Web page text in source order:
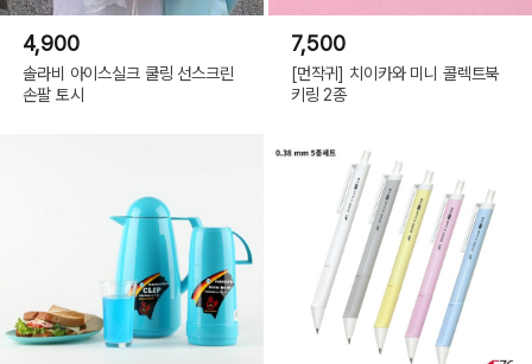
4,900
솔라비 아이스실크 쿨링 선스크린
손팔 토시
7,500
[먼작귀] 치이카와 미니 콜렉트북
키링 2종